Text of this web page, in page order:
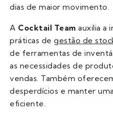
dias de maior movimento.
A Cocktail Team auxilia a
práticas de gestão de
de ferramentas de
as necessidades de
vendas. Também
desperdícios e manter
eficiente.